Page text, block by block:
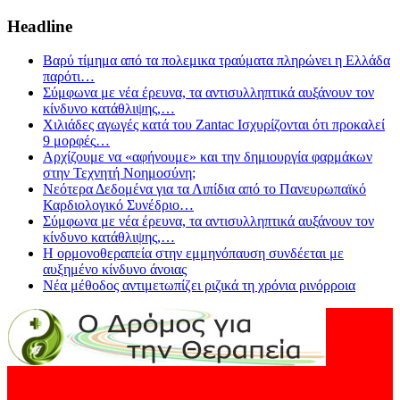
Headline
Βαρύ τίμημα από τα πολεμικα τραύματα πληρώνει η Ελλάδα
παρότι…
Σύμφωνα με νέα έρευνα, τα αντισυλληπτικά αυξάνουν τον
κίνδυνο κατάθλιψης,…
Χιλιάδες αγωγές κατά του Zantac Ισχυρίζονται ότι προκαλεί
9 μορφές…
Αρχίζουμε να «αφήνουμε» και την δημιουργία φαρμάκων
στην Τεχνητή Νοημοσύνη;
Νεότερα Δεδομένα για τα Λιπίδια από το Πανευρωπαϊκό
Καρδιολογικό Συνέδριο…
Σύμφωνα με νέα έρευνα, τα αντισυλληπτικά αυξάνουν τον
κίνδυνο κατάθλιψης,…
Η ορμονοθεραπεία στην εμμηνόπαυση συνδέεται με
αυξημένο κίνδυνο άνοιας
Νέα μέθοδος αντιμετωπίζει ριζικά τη χρόνια ρινόρροια